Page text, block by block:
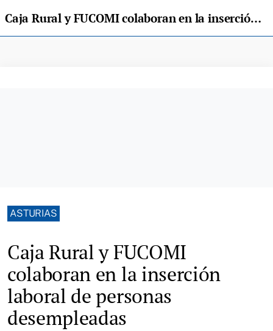
Caja Rural y FUCOMI colaboran en la inserción laboral de personas desempleadas
ASTURIAS
Caja Rural y FUCOMI
colaboran en la inserción
laboral de personas
desempleadas